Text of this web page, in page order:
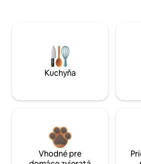
Kuchyňa
Vhodné pre